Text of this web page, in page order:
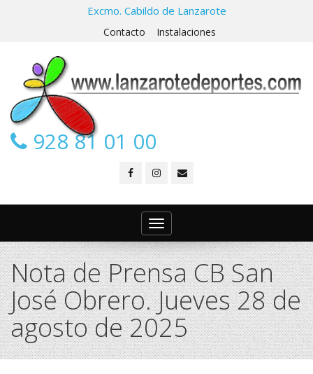
Excmo. Cabildo de Lanzarote
Contacto Instalaciones
928 81 01 00
Toggle
navigation
Nota de Prensa CB San
José Obrero. Jueves 28 de
agosto de 2025